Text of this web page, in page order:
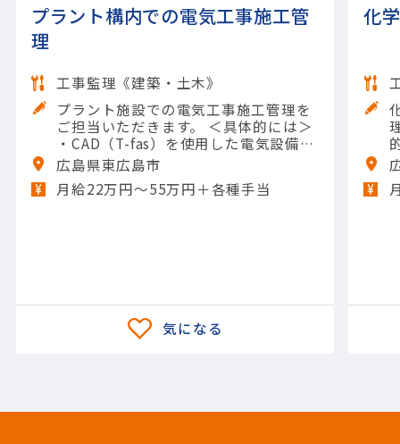
プラント構内での電気工事施工管
理
工事監理《建築・土木》
プラント施設での電気工事施工管理を
ご担当いただきます。 ＜具体的には＞
・CAD（T-fas）を使用した電気設備の
設計図面の作成 ・施工計画の立案、進
捗管理、品質管理の実施 ・現場での作
業指示および作業員の安全管理 ・電気
ジションでは、プラントの電気工事を
円滑に進めるための重要な役割を担っ
ていただきます。 【担当製品】(建設・
広島県東広島市
月給22万円〜55万円＋各種手当
化